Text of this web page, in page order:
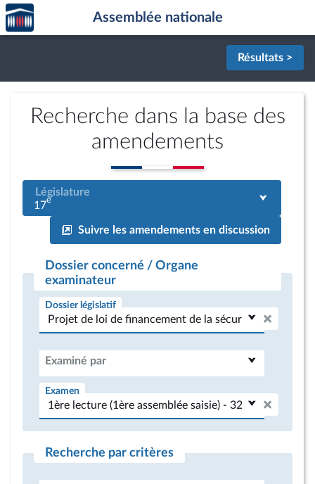
Aller au contenu
Aller en bas de la page
Accèder
à la
page
Assemblée nationale
Résultats >
Recherche dans la base des
amendements
Législature
17e
Suivre les amendements en discussion
Dossier concerné / Organe
examinateur
Dossier législatif
Examiné par
Examen
Recherche par critères